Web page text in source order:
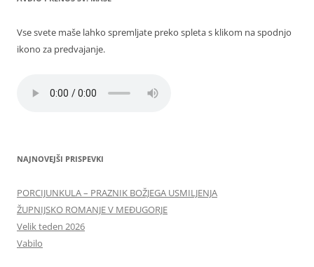
Vse svete maše lahko spremljate preko spleta s klikom na spodnjo
ikono za predvajanje.
NAJNOVEJŠI PRISPEVKI
PORCIJUNKULA – PRAZNIK BOŽJEGA USMILJENJA
ŽUPNIJSKO ROMANJE V MEĐUGORJE
Velik teden 2026
Vabilo